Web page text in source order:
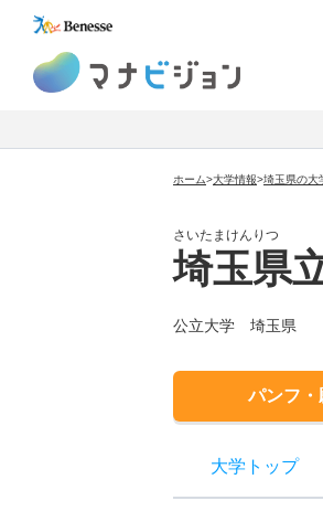
ホーム>大学情報>埼玉県の大
さいたまけんりつ
埼玉県
公立大学 埼玉県
パンフ・
大学トップ